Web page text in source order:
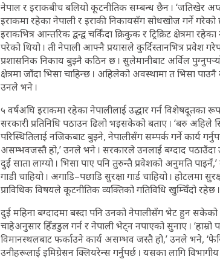
नेपाल र इराकबीच बलियो कूटनीतिक सम्बन्ध छैन । ‘जतिखेर
इराकमा रहेका नेपाली र इराकी निकायसँग सोधखोज गर्ने
इराकभित्र आन्तरिक द्वन्द्व चर्किंदा क्रिकुक र ट्रिक्रिट क्षेत्रमा
परेको थियो । ती नेपाली आफ्नै प्रयासले कुर्दिस्तानभित्र प्रवेश
प्रशासनिक निकाय बुझ्नै कठिन छ । सुलेमानीबाट अर्विल पुग्नुपर्‍यो
क्षेत्रमा जाँदा भिसा चाहिन्छ । अहिलेको अवस्थामा त भिसा
उनले भने ।
५ वर्षअघि इराकमा रहेका नेपालीलाई उद्धार गर्न विशेषदूतका
सरकारी प्रतिनिधि पठाउन ढिलो भइसकेको बताए । ‘बरु
परिस्थितिलाई नजिकबाट बुझ्ने, नेपालीसँग सम्पर्क गर्ने कार्य
असम्भवजस्तै हो,’ उनले भने । सरकारले उनलाई बग्दाद पठाउँदा
दुई साता लाग्यो । भिसा पाए पनि तुरुन्तै प्रवेशको अनुमति
गाडी चाहियो । अगाडि–पछाडि सुरक्षा गार्ड चाहियो । होटलमा
प्राविधिक विषयले कूटनीतिक व्यक्तिको गतिविधि खुम्चिँदो रहेछ
दुई महिना बग्दादमा बस्दा पनि उनको नेपालीसँग भेट हुन
चाहेअनुसार हिँडडुल गर्न र नेपाली भेट्न नपाएको सुनाए । ‘हाम्रो
विमानस्थलबाट फर्काउने कार्य असम्भव जस्तै हो,’ उनले भने,
उनीहरूलाई इमिग्रेसन क्लियरेन्स गर्नुपर्छ । यसका लागि